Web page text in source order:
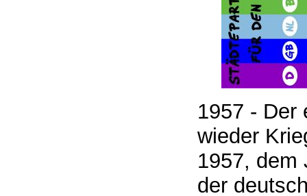
1957 - Der
wieder
1957, dem
der